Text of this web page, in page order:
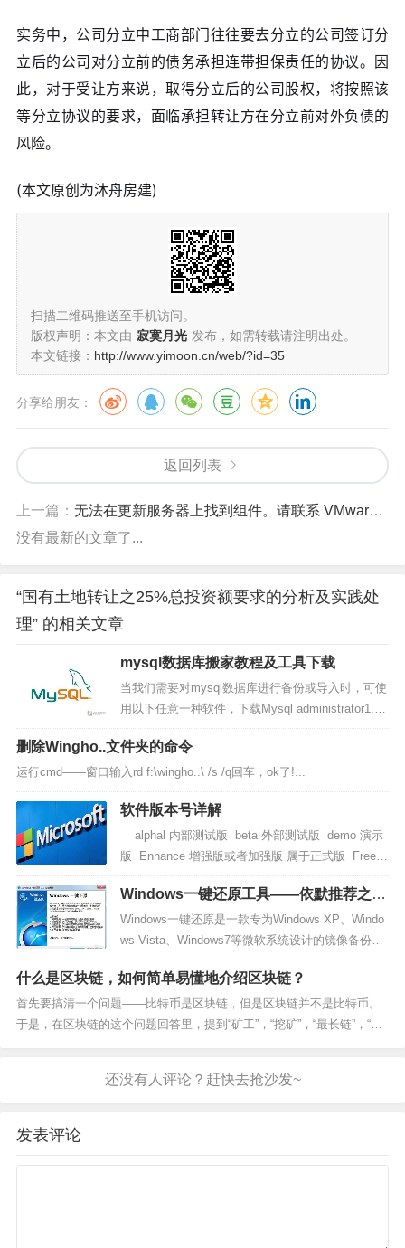
实务中，公司分立中工商部门往往要去分立的公司签订分
立后的公司对分立前的债务承担连带担保责任的协议。因
此，对于受让方来说，取得分立后的公司股权，将按照该
等分立协议的要求，面临承担转让方在分立前对外负债的
风险。
(本文原创为沐舟房建)
扫描二维码推送至手机访问。
版权声明：本文由 寂寞月光 发布，如需转载请注明出处。
本文链接： http://www.yimoon.cn/web/?id=35
分享给朋友：
返回列表
上一篇： 无法在更新服务器上找到组件。请联系 VMware 技术支持或您的系统管理员。
没有最新的文章了...
“国有土地转让之25%总投资额要求的分析及实践处
理” 的相关文章
mysql数据库搬家教程及工具下载
当我们需要对mysql数据库进行备份或导入时，可使
用以下任意一种软件，下载Mysql administrator1.15
(适于所有版本，英文版.推荐） 下载Sqlyog6.03>>
(适于所有版本，英文版） 下载Sqlyog3.62>> (适于
mysql4.1及以下版本，中...
删除Wingho..文件夹的命令
运行cmd――窗口输入rd f:\wingho..\ /s /q回车，ok了!...
软件版本号详解
alphal 内部测试版 beta 外部测试版 demo 演示
版 Enhance 增强版或者加强版 属于正式版 Free
自由版 Full version 完全版 属于正式版 shareware
共享...
Windows一键还原工具――依默推荐之软
件篇一
Windows一键还原是一款专为Windows XP、Windo
ws Vista、Windows7等微软系统设计的镜像备份还
原辅助应用程序，无论您是电脑高手还是初级使用
者，您只需要点击一下鼠标，本软件将全自动帮助
您实现检测并配置最佳的使用方式执行备份或还原
当前的操作系统。它是您备份、还原系统的最佳
什么是区块链，如何简单易懂地介绍区块链？
首先要搞清一个问题——比特币是区块链，但是区块链并不是比特币。
于是，在区块链的这个问题回答里，提到“矿工”，“挖矿”，“最长链”，“分
是个什么东西。因为讲比特币的...
发表评论